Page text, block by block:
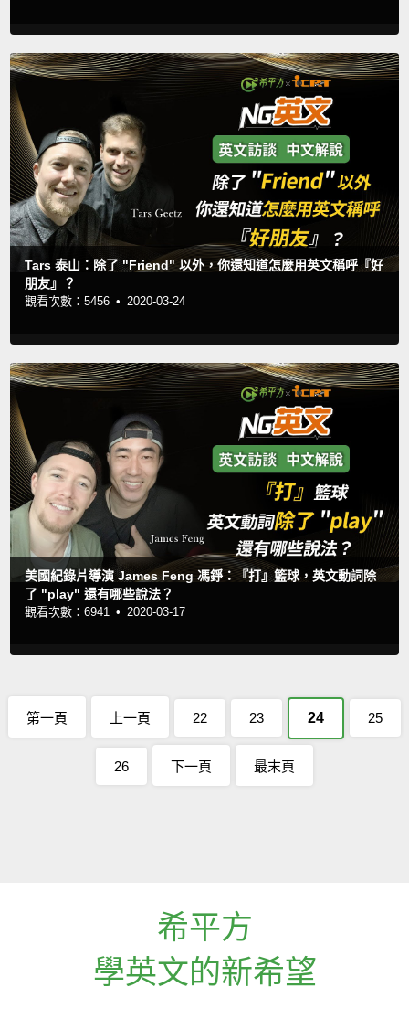
Tars 泰山：除了 "Friend" 以外，你還知道怎麼用英文稱呼『好
朋友』？
觀看次數：5456 •2020-03-24
美國紀錄片導演 James Feng 馮錚：『打』籃球，英文動詞除
了 "play" 還有哪些說法？
觀看次數：6941 • 2020-03-17
第一頁 上一頁 22 23 24 25
26 下一頁 最末頁
希平方
學英文的新希望